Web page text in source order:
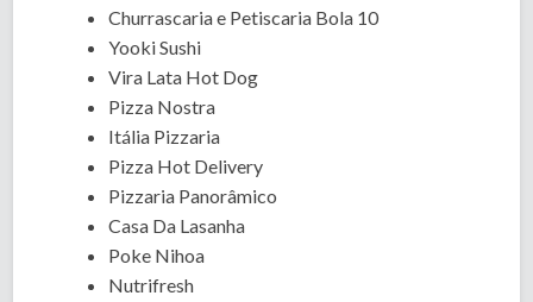
Churrascaria e Petiscaria Bola 10
Yooki Sushi
Vira Lata Hot Dog
Pizza Nostra
Itália Pizzaria
Pizza Hot Delivery
Pizzaria Panorâmico
Casa Da Lasanha
Poke Nihoa
Nutrifresh